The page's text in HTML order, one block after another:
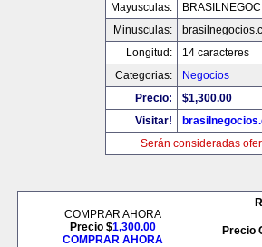
Mayusculas:
Minusculas:
Longitud:
14 caracteres
Categorias:
Negocios
Precio:
$1,300.00
Visitar!
Serán consideradas
COMPRAR AHORA
Precio $1,300.00
COMPRAR AHORA
Precio